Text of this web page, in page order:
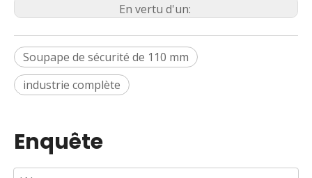
En vertu d'un:
Soupape de sécurité de 110 mm
industrie complète
Enquête